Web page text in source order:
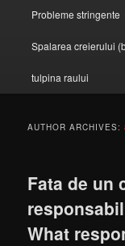
Probleme stringente
Spalarea creierului
tulpina raului
AUTHOR ARCHIVES:
Fata de un
What